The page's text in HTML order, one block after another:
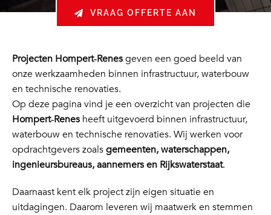
VRAAG OFFERTE AAN
Projecten Hompert‑Renesgeven een goed beeld van
onze werkzaamheden binnen infrastructuur, waterbouw
en technische renovaties.
Op deze pagina vind je een overzicht van projecten die
Hompert‑Renesheeft uitgevoerd binnen infrastructuur,
waterbouw en technische renovaties. Wij werken voor
opdrachtgevers zoalsgemeenten, waterschappen,
ingenieursbureaus, aannemers en Rijkswaterstaat.
Daarnaast kent elk project zijn eigen situatie en
uitdagingen. Daarom leveren wij maatwerk en stemmen